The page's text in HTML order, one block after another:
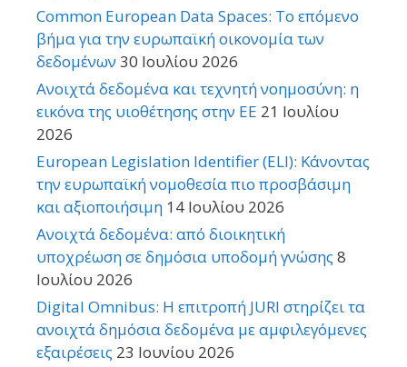
Common European Data Spaces: Το επόμενο
βήμα για την ευρωπαϊκή οικονομία των
δεδομένων 30 Ιουλίου 2026
Ανοιχτά δεδομένα και τεχνητή νοημοσύνη: η
εικόνα της υιοθέτησης στην ΕΕ 21 Ιουλίου
2026
European Legislation Identifier (ELI): Κάνοντας
την ευρωπαϊκή νομοθεσία πιο προσβάσιμη
και αξιοποιήσιμη 14 Ιουλίου 2026
Ανοιχτά δεδομένα: από διοικητική
υποχρέωση σε δημόσια υποδομή γνώσης 8
Ιουλίου 2026
Digital Omnibus: Η επιτροπή JURI στηρίζει τα
ανοιχτά δημόσια δεδομένα με αμφιλεγόμενες
εξαιρέσεις 23 Ιουνίου 2026